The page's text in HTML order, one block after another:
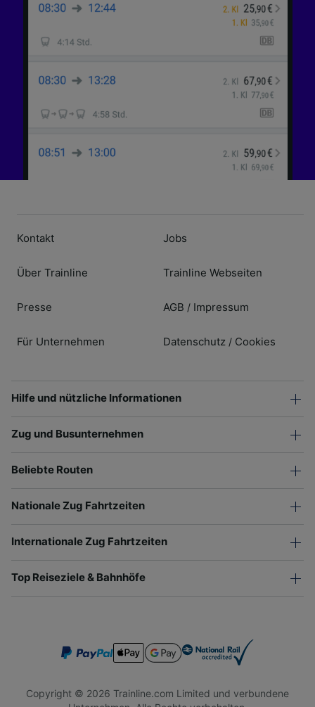
Kontakt
Über Trainline
Presse
Für Unternehmen
Jobs
Trainline Webseiten
AGB / Impressum
Datenschutz / Cookies
Hilfe und nützliche Informationen
Zug und Busunternehmen
Beliebte Routen
Nationale Zug Fahrtzeiten
Internationale Zug Fahrtzeiten
Top Reiseziele & Bahnhöfe
Copyright © 2026 Trainline.com Limited und verbundene